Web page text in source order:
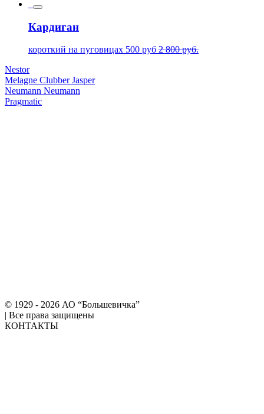
Кардиган
короткий на пуговицах 500 руб 2 800руб.
Nestor
Melagne Clubber Jasper
Neumann Neumann
Pragmatic
© 1929 - 2026 АО “Большевичка”
| Все права защищены
КОНТАКТЫ